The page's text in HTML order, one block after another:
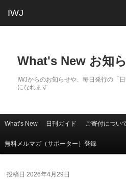
IWJ
What's New お知
IWJからのお知らせや、毎日発行の「
になれます
メインコンテンツへ移動
サブコンテンツへ移動
What’s New 日刊ガイド ご寄付につい
無料メルマガ（サポーター）登録
投稿日2026年4月29日